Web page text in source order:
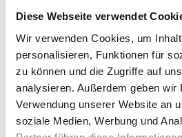
Diese Webseite verwendet
Wir verwenden Cookies, um
personalisieren, Funktionen für
zu können und die Zugriffe auf
analysieren. Außerdem geben wir
Verwendung unserer Website an
soziale Medien, Werbung und
PREV POST
Google Consent Mode 2